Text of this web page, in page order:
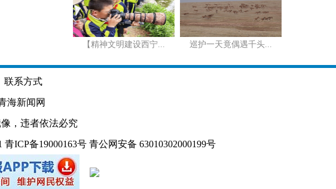
【精神文明建设西宁... 巡护一天竟偶遇千头...
联系方式
海新闻网
，违者依法必究
青ICP备19000163号 青公网安备 63010302000199号